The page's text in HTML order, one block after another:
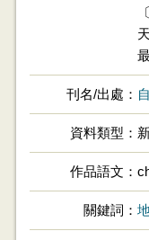
刊名/出處
資料類型
作品語文
關鍵詞